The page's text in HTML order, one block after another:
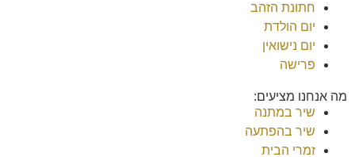
חתונת הזהב
יום הולדת
יום נישואין
פרישה
מה אנחנו מציעים:
שיר במתנה
שיר בהפתעה
זמרי הבית